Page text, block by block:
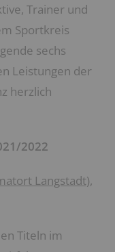
Trainer und
Sportkreis
sechs
Leistungen der
herzlich
2022
Langstadt),
Titeln im